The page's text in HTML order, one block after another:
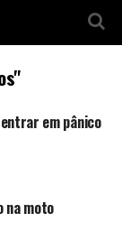
em pânico
na moto